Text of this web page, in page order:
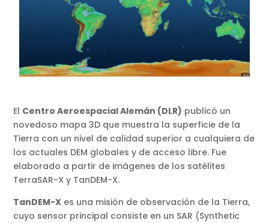
El Centro Aeroespacial Alemán (DLR) publicó un
novedoso mapa 3D que muestra la superficie de la
Tierra con un nivel de calidad superior a cualquiera de
los actuales DEM globales y de acceso libre. Fue
elaborado a partir de imágenes de los satélites
TerraSAR-X y TanDEM-X.
TanDEM-X es una misión de observación de la Tierra,
cuyo sensor principal consiste en un SAR (Synthetic